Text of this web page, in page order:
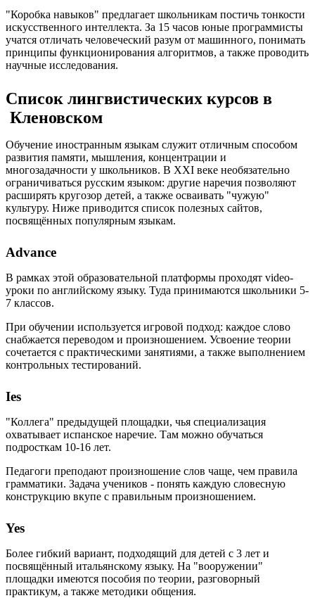
"Коробка навыков" предлагает школьникам постичь тонкости
искусственного интеллекта. За 15 часов юные программисты
учатся отличать человеческий разум от машинного, понимать
принципы функционирования алгоритмов, а также проводить
научные исследования.
Список лингвистических курсов в
Кленовском
Обучение иностранным языкам служит отличным способом
развития памяти, мышления, концентрации и
многозадачности у школьников. В XXI веке необязательно
ограничиваться русским языком: другие наречия позволяют
расширять кругозор детей, а также осваивать "чужую"
культуру. Ниже приводится список полезных сайтов,
посвящённых популярным языкам.
Advance
В рамках этой образовательной платформы проходят video-
уроки по английскому языку. Туда принимаются школьники 5-
7 классов.
При обучении используется игровой подход: каждое слово
снабжается переводом и произношением. Усвоение теории
сочетается с практическими занятиями, а также выполнением
контрольных тестирований.
Ies
"Коллега" предыдущей площадки, чья специализация
охватывает испанское наречие. Там можно обучаться
подросткам 10-16 лет.
Педагоги преподают произношение слов чаще, чем правила
грамматики. Задача учеников - понять каждую словесную
конструкцию вкупе с правильным произношением.
Yes
Более гибкий вариант, подходящий для детей с 3 лет и
посвящённый итальянскому языку. На "вооружении"
площадки имеются пособия по теории, разговорный
практикум, а также методики общения.